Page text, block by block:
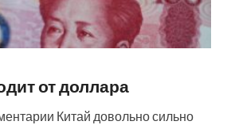
от доллара
Китай довольно сильно